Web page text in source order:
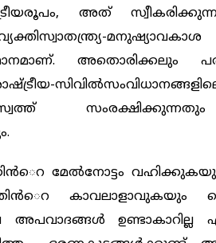
അത്
അതൊരിക്കലും
മേല്‍നോട്ടം വഹിക്കുകയും
കാവലാളാവുകയും
ഉണ്ടാകാറില്ല